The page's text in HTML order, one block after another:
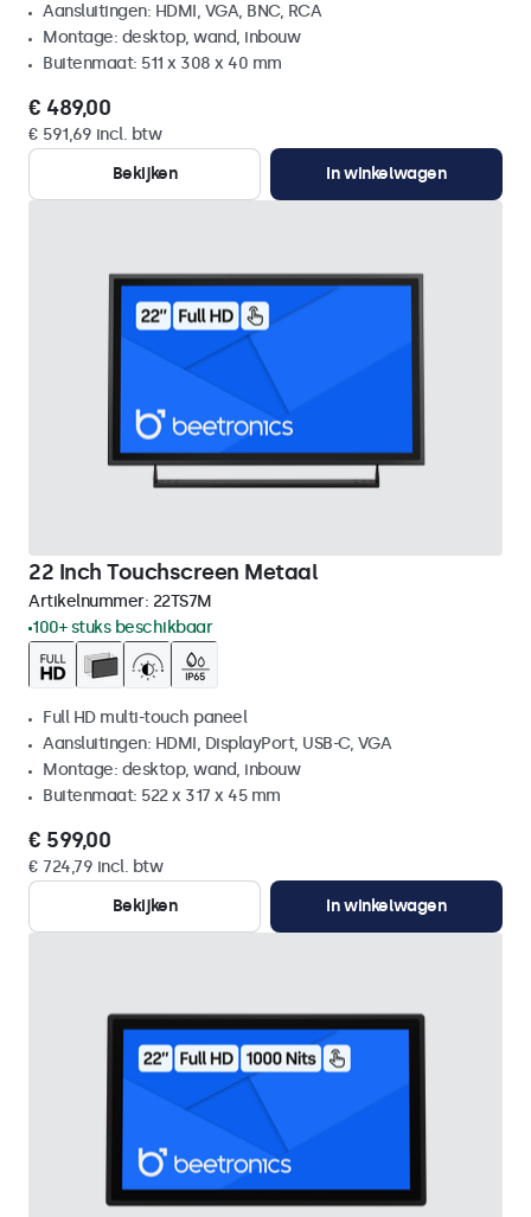
Aansluitingen: HDMI, VGA, BNC, RCA
Montage: desktop, wand, inbouw
Buitenmaat: 511 x 308 x 40 mm
€ 489,00
€ 591,69 incl. btw
Bekijken
In winkelwagen
22 Inch Touchscreen Metaal
Artikelnummer: 22TS7M
100+ stuks beschikbaar
Full HD multi-touch paneel
Aansluitingen: HDMI, DisplayPort, USB-C, VGA
Montage: desktop, wand, inbouw
Buitenmaat: 522 x 317 x 45 mm
€ 599,00
€ 724,79 incl. btw
Bekijken
In winkelwagen